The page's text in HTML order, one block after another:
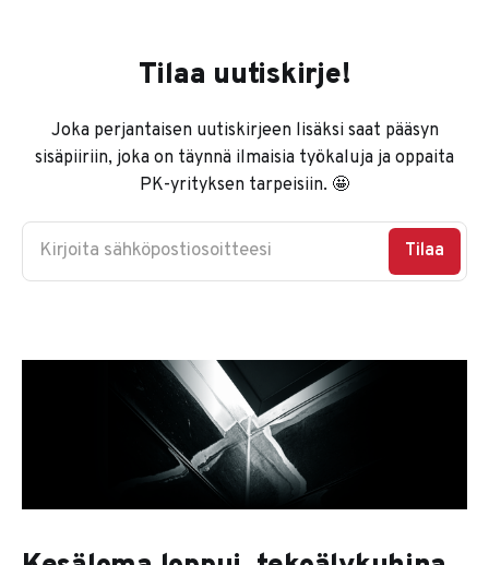
Tilaa uutiskirje!
Joka perjantaisen uutiskirjeen lisäksi saat pääsyn
sisäpiiriin, joka on täynnä ilmaisia työkaluja ja oppaita
PK-yrityksen tarpeisiin. 🤩
Kirjoita sähköpostiosoitteesi Tilaa